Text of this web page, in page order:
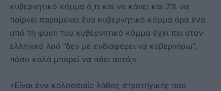
κυβερνητικό κόμμα ό,τι και να κάνει και 2% να
παίρνει παραμένει ένα κυβερνητικό κόμμα άρα ένα
από τη φύση του κυβερνητικό κόμμα έχει πει στον
ελληνικό λαό “δεν με ενδιαφέρει να κυβερνήσω”,
πόσο καλά μπορεί να πάει αυτό;«
«Είναι ένα κολοσσιαίο λάθος στρατηγικής που